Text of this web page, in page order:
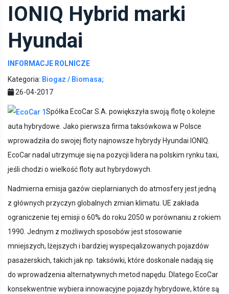
IONIQ Hybrid marki
Hyundai
INFORMACJE ROLNICZE
Kategoria: Biogaz / Biomasa;
26-04-2017
Spółka EcoCar S.A. powiększyła swoją flotę o kolejne
auta hybrydowe. Jako pierwsza firma taksówkowa w Polsce
wprowadziła do swojej floty najnowsze hybrydy Hyundai IONIQ.
EcoCar nadal utrzymuje się na pozycji lidera na polskim rynku taxi,
jeśli chodzi o wielkość floty aut hybrydowych.
Nadmierna emisja gazów cieplarnianych do atmosfery jest jedną
z głównych przyczyn globalnych zmian klimatu. UE zakłada
ograniczenie tej emisji o 60% do roku 2050 w porównaniu z rokiem
1990. Jednym z możliwych sposobów jest stosowanie
mniejszych, lżejszych i bardziej wyspecjalizowanych pojazdów
pasażerskich, takich jak np. taksówki, które doskonale nadają się
do wprowadzenia alternatywnych metod napędu. Dlatego EcoCar
konsekwentnie wybiera innowacyjne pojazdy hybrydowe, które są